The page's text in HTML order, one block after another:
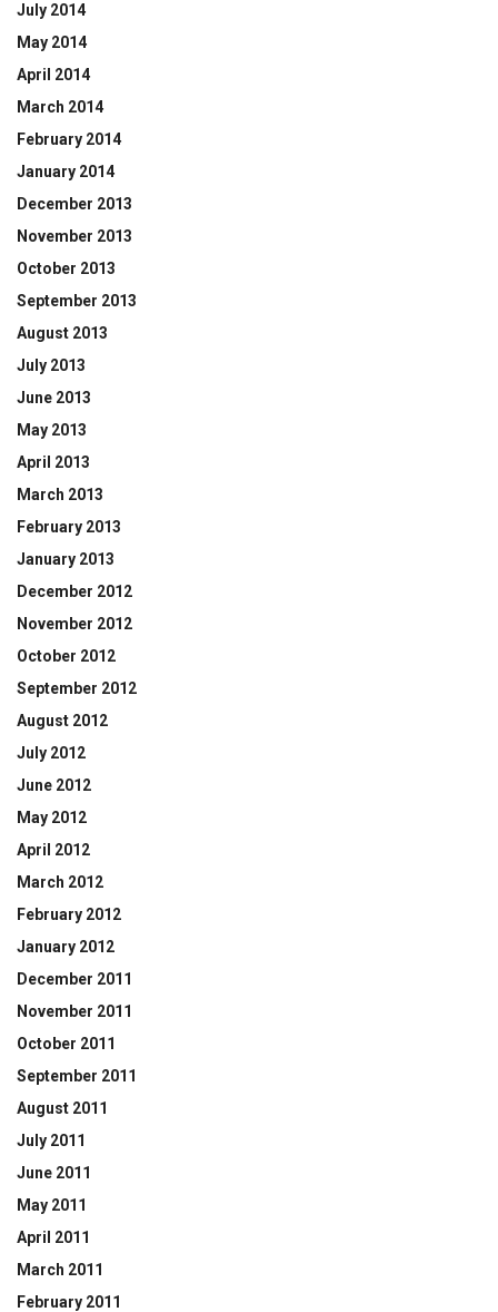
July 2014
May 2014
April 2014
March 2014
February 2014
January 2014
December 2013
November 2013
October 2013
September 2013
August 2013
July 2013
June 2013
May 2013
April 2013
March 2013
February 2013
January 2013
December 2012
November 2012
October 2012
September 2012
August 2012
July 2012
June 2012
May 2012
April 2012
March 2012
February 2012
January 2012
December 2011
November 2011
October 2011
September 2011
August 2011
July 2011
June 2011
May 2011
April 2011
March 2011
February 2011